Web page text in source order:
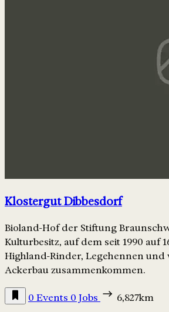
Klostergut Dibbesdorf
Bioland-Hof der Stiftung
Kulturbesitz, auf dem seit 1990 auf
Highland-Rinder, Legehennen und
Ackerbau zusammenkommen.
0 Events 0 Jobs 6,827km